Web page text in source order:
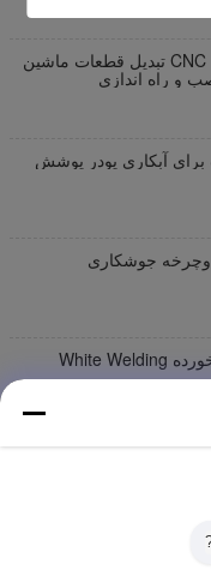
هلیکوپتر RC CATRIDGE مورد CNC تبدیل قطعات ماشین
و راه اندازی
7005 قاب دوچرخه جوشکاری
قاب دوچرخه آلومینیومی ترک خورده White Welding
ترک خورده آنودایز